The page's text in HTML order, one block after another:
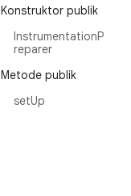
Konstruktor publik
InstrumentationP
reparer
Metode publik
setUp